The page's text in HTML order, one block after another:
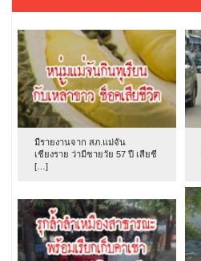
มีรายงานจาก สภ.แม่จัน
เชียงราย ว่ามีชายวัย 57 ปี เสียชี
[…]